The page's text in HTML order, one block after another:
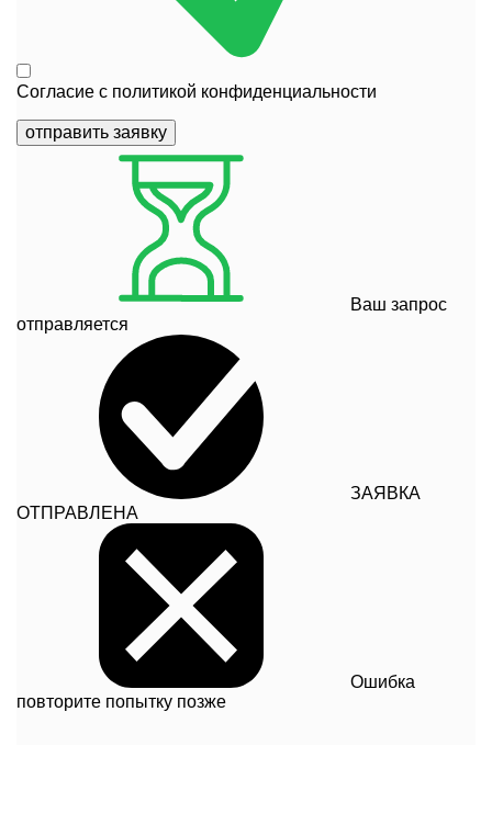
Согласие с политикой конфиденциальности
отправить заявку
Ваш запрос
отправляется
ЗАЯВКА
ОТПРАВЛЕНА
Ошибка
повторите попытку позже